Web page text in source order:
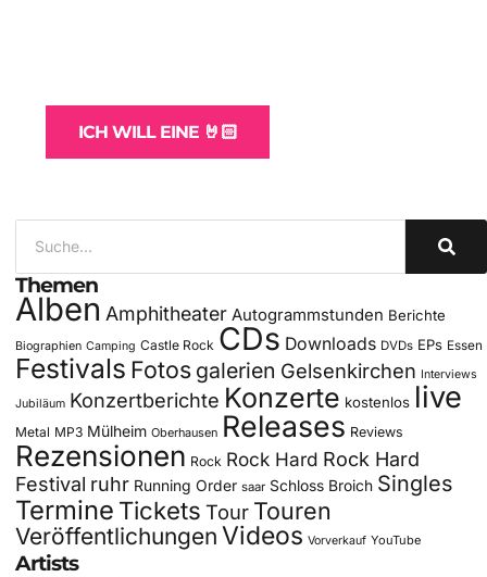
ICH WILL EINE 🤘🏻
Themen
Alben Amphitheater Autogrammstunden Berichte
Biographien Camping Castle Rock CDs Downloads DVDs EPs Essen
Festivals Fotos galerien Gelsenkirchen Interviews
Jubiläum Konzertberichte Konzerte kostenlos live
Metal MP3 Mülheim Oberhausen Releases Reviews
Rezensionen Rock Rock Hard Rock Hard
Festival ruhr Running Order saar Schloss Broich Singles
Termine Tickets Tour Touren
Veröffentlichungen Videos Vorverkauf YouTube
Artists